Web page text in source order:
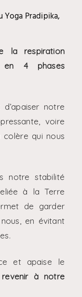
Yoga Pradipika,
la respiration
4 phases
notre
voire
colère qui nous
notre stabilité
à la Terre
de garder
en évitant
et apaise le
revenir à notre